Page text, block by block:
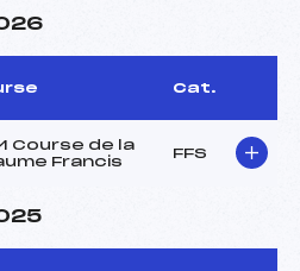
Cat.
Course de la
Francis
FFS